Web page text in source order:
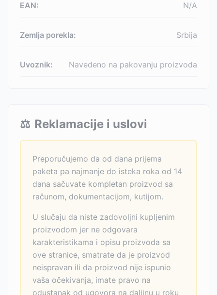
EAN: N/A
Zemlja porekla: Srbija
Uvoznik: Navedeno na pakovanju proizvoda
⚖️ Reklamacije i uslovi
Preporučujemo da od dana prijema
paketa pa najmanje do isteka roka od 14
dana sačuvate kompletan proizvod sa
računom, dokumentacijom, kutijom.
U slučaju da niste zadovoljni kupljenim
proizvodom jer ne odgovara
karakteristikama i opisu proizvoda sa
ove stranice, smatrate da je proizvod
neispravan ili da proizvod nije ispunio
vaša očekivanja, imate pravo na
odustanak od ugovora na daljinu u roku